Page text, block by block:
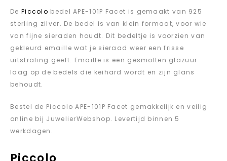
De Piccolo bedel APE-101P Facet is gemaakt van 925
sterling zilver. De bedel is van klein formaat, voor wie
van fijne sieraden houdt. Dit bedeltje is voorzien van
gekleurd emaille wat je sieraad weer een frisse
uitstraling geeft. Emaille is een gesmolten glazuur
laag op de bedels die keihard wordt en zijn glans
behoudt.
Bestel de Piccolo APE-101P Facet gemakkelijk en veilig
online bij JuwelierWebshop. Levertijd binnen 5
werkdagen.